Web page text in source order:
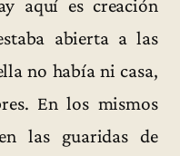
aquí es creación
abierta a las
no había ni casa,
En los mismos
las guaridas de